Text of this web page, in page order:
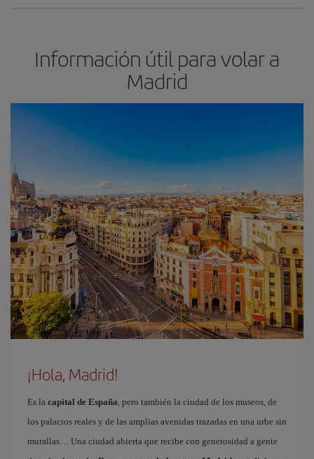
Información útil para volar a
Madrid
¡Hola, Madrid!
Es la capital de España, pero también la ciudad de los museos, de
los palacios reales y de las amplias avenidas trazadas en una urbe sin
murallas… Una ciudad abierta que recibe con generosidad a gente